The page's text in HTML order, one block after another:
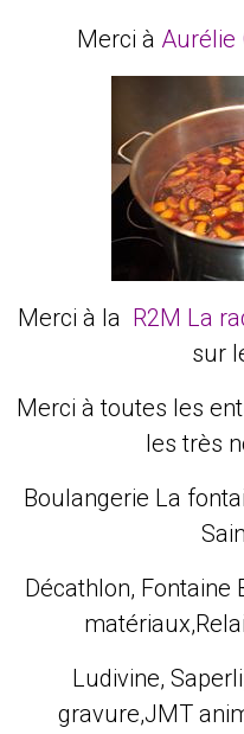
Merci à Aurélie
Merci à la R2M La
sur
Merci à toutes les
les très
Boulangerie La
Décathlon, Fontaine
Ludivine,
gravure,JMT